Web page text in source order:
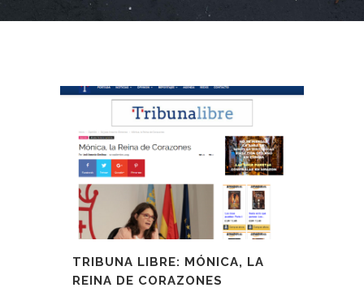
TRIBUNA LIBRE: MÓNICA, LA
REINA DE CORAZONES